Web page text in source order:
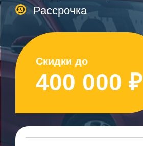
Рассрочка
Скидки до
400 000 ₽